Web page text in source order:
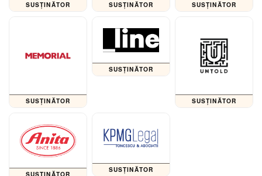
SUSȚINĂTOR SUSȚINĂTOR SUSȚINĂTOR
SUSȚINĂTOR
SUSȚINĂTOR
SUSȚINĂTOR
SUSȚINĂTOR